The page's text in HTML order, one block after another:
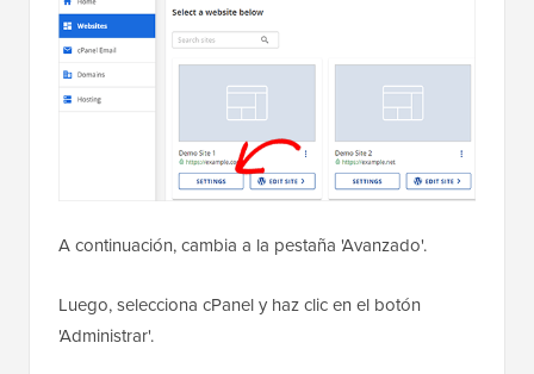
A continuación, cambia a la pestaña 'Avanzado'.
Luego, selecciona cPanel y haz clic en el botón
'Administrar'.